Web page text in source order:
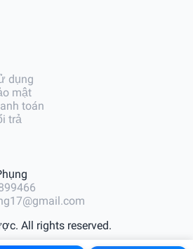
dụng
mật
toán
trả
All rights reserved.